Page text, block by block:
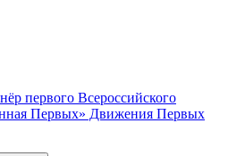
первого Всероссийского
Первых» Движения Первых